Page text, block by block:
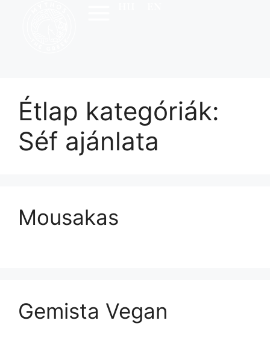
Étlap kategóriák:
Séf ajánlata
Mousakas
Gemista Vegan